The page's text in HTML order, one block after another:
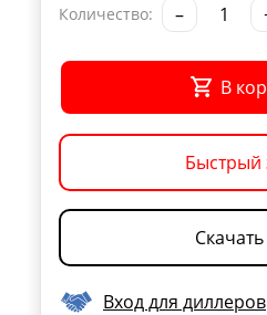
Количество: –
В
Быстрый
Вход для диллеров